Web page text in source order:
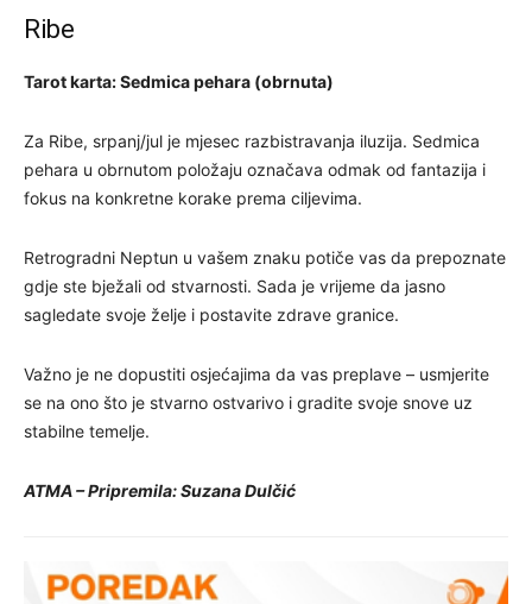
Ribe
Tarot karta: Sedmica pehara (obrnuta)
Za Ribe, srpanj/jul je mjesec razbistravanja iluzija. Sedmica
pehara u obrnutom položaju označava odmak od fantazija i
fokus na konkretne korake prema ciljevima.
Retrogradni Neptun u vašem znaku potiče vas da prepoznate
gdje ste bježali od stvarnosti. Sada je vrijeme da jasno
sagledate svoje želje i postavite zdrave granice.
Važno je ne dopustiti osjećajima da vas preplave – usmjerite
se na ono što je stvarno ostvarivo i gradite svoje snove uz
stabilne temelje.
ATMA – Pripremila: Suzana Dulčić